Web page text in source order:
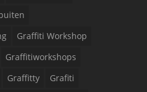
Graffiti Workshop
Graffitiworkshops
Graffitty
Grafiti